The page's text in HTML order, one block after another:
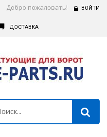
Добро пожаловать! ВОЙТИ
ДОСТАВКА